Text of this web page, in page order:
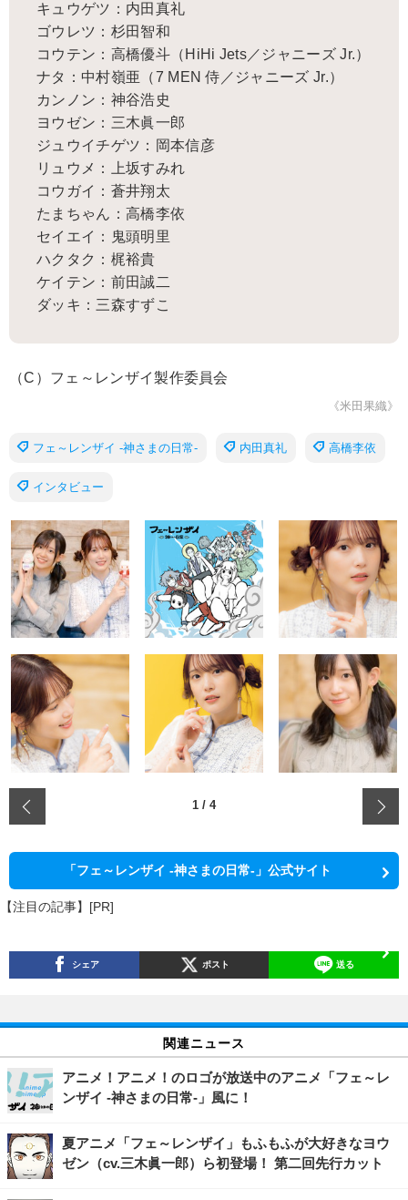
キュウゲツ：内田真礼
ゴウレツ：杉田智和
コウテン：高橋優斗（HiHi Jets／ジャニーズ Jr.）
ナタ：中村嶺亜（7 MEN 侍／ジャニーズ Jr.）
カンノン：神谷浩史
ヨウゼン：三木眞一郎
ジュウイチゲツ：岡本信彦
リュウメ：上坂すみれ
コウガイ：蒼井翔太
たまちゃん：高橋李依
セイエイ：鬼頭明里
ハクタク：梶裕貴
ケイテン：前田誠二
ダッキ：三森すずこ
（C）フェ～レンザイ製作委員会
《米田果織》
フェ～レンザイ -神さまの日常- 内田真礼 高橋李依
インタビュー
1 / 4
「フェ～レンザイ -神さまの日常-」公式サイト
【注目の記事】[PR]
シェア ポスト 送る
関連ニュース
アニメ！アニメ！のロゴが放送中のアニメ「フェ～レ
ンザイ -神さまの日常-」風に！
夏アニメ「フェ～レンザイ」もふもふが大好きなヨウ
ゼン（cv.三木眞一郎）ら初登場！ 第二回先行カット